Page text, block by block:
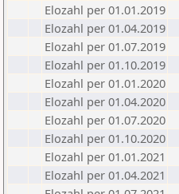
Elozahl per 01.01.2019
Elozahl per 01.04.2019
Elozahl per 01.07.2019
Elozahl per 01.10.2019
Elozahl per 01.01.2020
Elozahl per 01.04.2020
Elozahl per 01.07.2020
Elozahl per 01.10.2020
Elozahl per 01.01.2021
Elozahl per 01.04.2021